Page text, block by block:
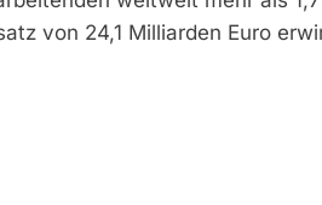
von 24,1 Milliarden Euro